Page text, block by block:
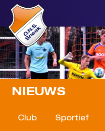
NIEUWS
Club Sportief